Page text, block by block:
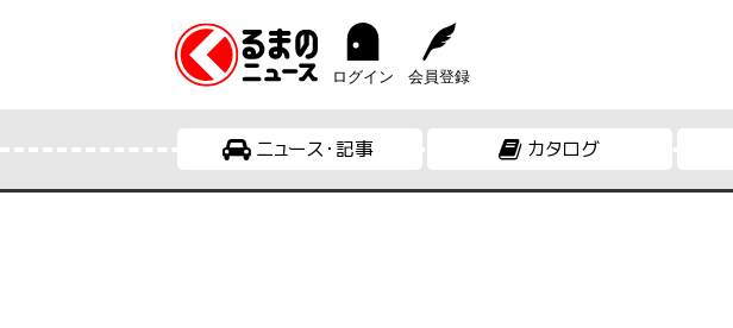
ログイン 会員登録
ニュース・記事 カタログ